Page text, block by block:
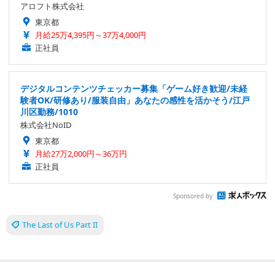
アロフト株式会社
東京都
月給25万4,395円～37万4,000円
正社員
デジタルコンテンツチェッカー募集「ゲーム好き歓迎/未経
験者OK/研修あり/服装自由」あなたの感性を活かそう/江戸
川区勤務/1010
株式会社NoID
東京都
月給27万2,000円～36万円
正社員
Sponsored by
The Last of Us Part II